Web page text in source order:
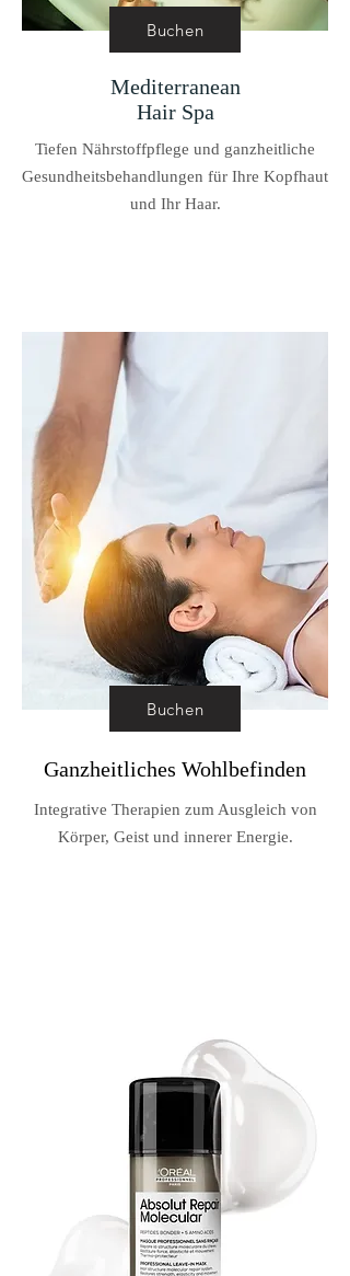
Buchen
Mediterranean
Hair Spa
Tiefen Nährstoffpflege und ganzheitliche
Gesundheitsbehandlungen für Ihre Kopfhaut
und Ihr Haar.
Buchen
Ganzheitliches Wohlbefinden
Integrative Therapien zum Ausgleich von
Körper, Geist und innerer Energie.